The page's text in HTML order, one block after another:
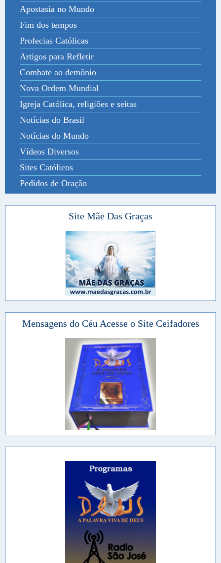
Apostasia no Mundo
Fim dos tempos
Profecias Católicas
Artigos para Refletir
Combate ao demônio
Nova Ordem Mundial
Igreja Católica, religiões e seitas
Notícias do Brasil
Notícias do Mundo
Vídeos Diversos
Sites Católicos
Pedidos de Oração
Site Mãe Das Graças
Mensagens do Céu Acesse o Site Ceifadores